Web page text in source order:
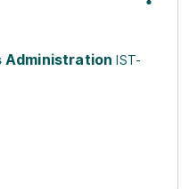
Administration IST-